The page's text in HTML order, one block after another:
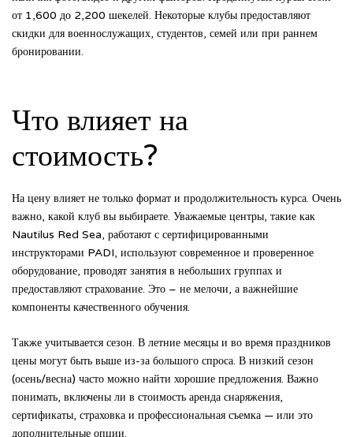
от 1,600 до 2,200 шекелей. Некоторые клубы предоставляют
скидки для военнослужащих, студентов, семей или при раннем
бронировании.
Что влияет на
стоимость?
На цену влияет не только формат и продолжительность курса. Очень
важно, какой клуб вы выбираете. Уважаемые центры, такие как
Nautilus Red Sea, работают с сертифицированными
инструкторами PADI, используют современное и проверенное
оборудование, проводят занятия в небольших группах и
предоставляют страхование. Это – не мелочи, а важнейшие
компоненты качественного обучения.
Также учитывается сезон. В летние месяцы и во время праздников
цены могут быть выше из-за большого спроса. В низкий сезон
(осень/весна) часто можно найти хорошие предложения. Важно
понимать, включены ли в стоимость аренда снаряжения,
сертификаты, страховка и профессиональная съемка — или это
дополнительные опции.